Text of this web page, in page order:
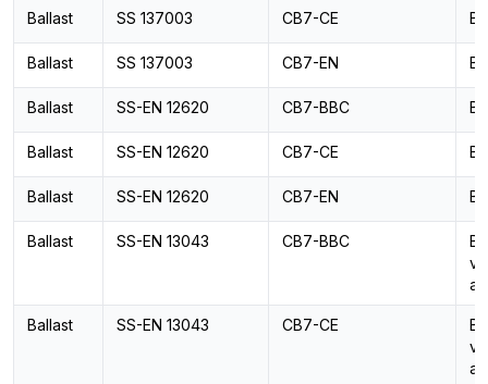
Ballast SS 137003 CB7-CE
Ballast SS 137003 CB7-EN
Ballast SS-EN 12620 CB7-BBC
Ballast SS-EN 12620 CB7-CE
Ballast SS-EN 12620 CB7-EN
Ballast SS-EN 13043 CB7-BBC
Ballast SS-EN 13043 CB7-CE